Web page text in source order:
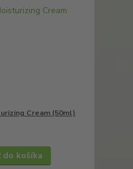
Cream (50ml)
do košíka